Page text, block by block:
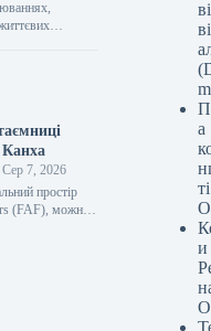
грубість. Це
Канха
Сер 7, 2026
простір
(FAF), можна
а
и